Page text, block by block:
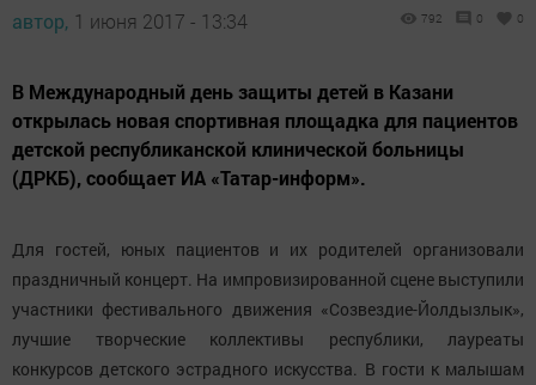
автор, 1 июня 2017 - 13:34 792 0 0
В Международный день защиты детей в Казани
открылась новая спортивная площадка для пациентов
детской республиканской клинической больницы
(ДРКБ), сообщает ИА «Татар-информ».
Для гостей, юных пациентов и их родителей организовали
праздничный концерт. На импровизированной сцене выступили
участники фестивального движения «Созвездие-Йолдызлык»,
лучшие творческие коллективы республики, лауреаты
конкурсов детского эстрадного искусства. В гости к малышам